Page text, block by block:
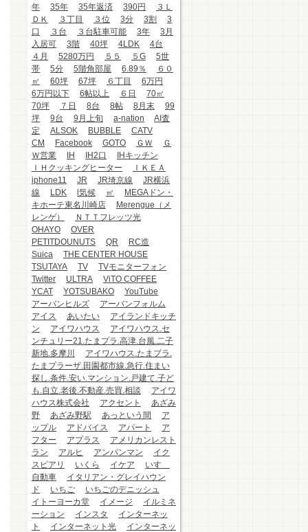
年
35年 35年返済 390円
３Ｌ
ＤＫ
３丁目 ３位 3分 3割
3
口
３台 ３台駐車可能 3年
3月
入居可
3階 40坪 4LDK
4台
４月
5280万円 ５５ ５G
5世
帯
5分 5階角部屋 6.89％
６０
㎡
60坪 67坪 ６丁目
6万円
6万円以下
6帖以上 ６日
70㎡
70坪
７日 8台 8帖 8月末
99
坪
9台 9月上旬 a-nation
AI査
定
ALSOK BUBBLE
CATV
CM
Facebook GOTO ＧＷ
Ｇ
Ｗ営業
IH IH2口
IHキッチン
ＩＨクッキングヒーター
ＩＫＥＡ
iphone11
JR JR埼京線
JR横浜
線
LDK l気候 ㎡
MEGAドン・
キホーテ東名川崎店
Merengue（メ
レンゲ）
ＮＴＴフレッツ光
OHAYO
OVER
PETITDOUNUTS
QR
RC造
Suica
THE CENTER HOUSE
TSUTAYA
TV
TVモニターフォン
Twitter
ULTRA
ViTO COFFEE
YCAT
YOTSUBAKO
YouTube
アーバンヒルズ
アーバンフォルム
アイス
あいたい
アイランドキッチ
ン
アイワハウス
アイワハウス.セ
ンチュリー21.たまプラ.高津.台風.二子
新地.多摩川
アイワハウス.たまプラ.
たまプラーザ.田園都市線.急行.住まい
探し.条件.安い.マンション.戸建て.子ど
も.自立.老後.不動産.売買.相談
アイワ
ハウス株式会社
アクセント
あざみ
野
あざみ野駅 あっという間
ア
ップル
アドバイス アパート
ア
フター
アプラス
アメリカンレスト
ラン
アルヒ アンパンマン
イク
スピアリ
いくら イケア
いすゞ
自動車
イタリアン・グレイハウン
ド
いちご
いちごのデニッシュ
イトーヨーカ堂
イメージ
イルミネ
ーション
インスタ
インターネッ
ト
インターネット光
インターネッ